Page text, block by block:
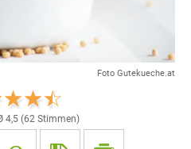
Foto Gutekueche.at
4,5(62Stimmen)